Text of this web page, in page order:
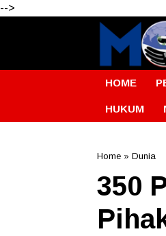
-->
HOME
HUKUM
Home » Dunia
350